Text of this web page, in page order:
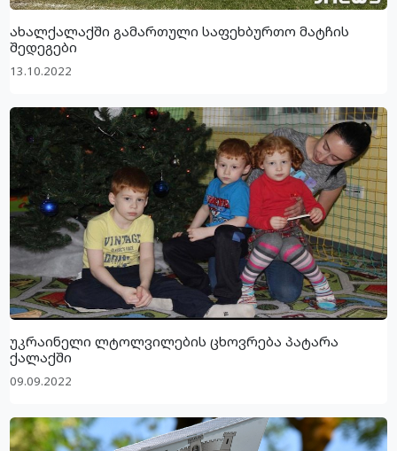
ახალქალაქში გამართული საფეხბურთო მატჩის
შედეგები
13.10.2022
უკრაინელი ლტოლვილების ცხოვრება პატარა
ქალაქში
09.09.2022